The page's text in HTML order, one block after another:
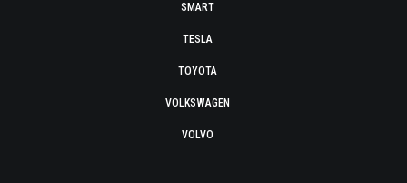
SMART
TESLA
TOYOTA
VOLKSWAGEN
VOLVO